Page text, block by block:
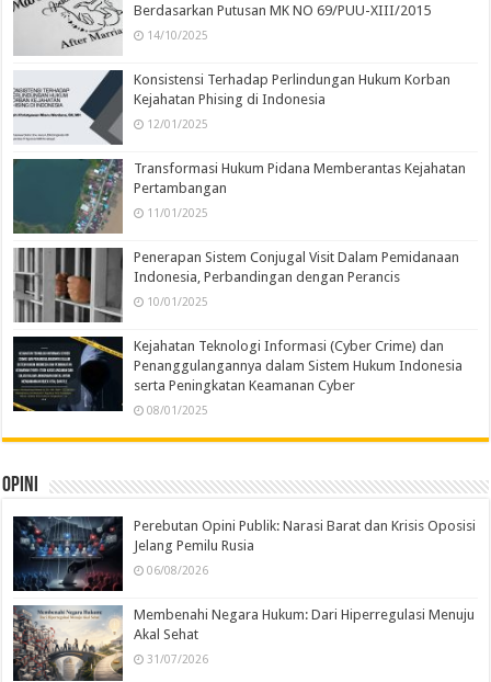
Berdasarkan Putusan MK NO 69/PUU-XIII/2015
14/10/2025
Konsistensi Terhadap Perlindungan Hukum Korban
Kejahatan Phising di Indonesia
12/01/2025
Transformasi Hukum Pidana Memberantas Kejahatan
Pertambangan
11/01/2025
Penerapan Sistem Conjugal Visit Dalam Pemidanaan
Indonesia, Perbandingan dengan Perancis
10/01/2025
Kejahatan Teknologi Informasi (Cyber Crime) dan
Penanggulangannya dalam Sistem Hukum Indonesia
serta Peningkatan Keamanan Cyber
08/01/2025
Opini
Perebutan Opini Publik: Narasi Barat dan Krisis Oposisi
Jelang Pemilu Rusia
06/08/2026
Membenahi Negara Hukum: Dari Hiperregulasi Menuju
Akal Sehat
31/07/2026